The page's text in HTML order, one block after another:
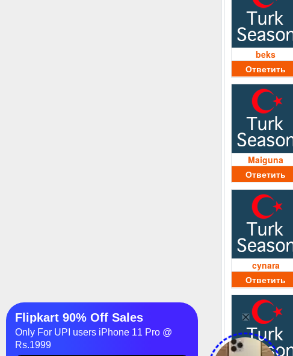
beks
Ответить
Maiguna
Ответить
cynara
Ответить